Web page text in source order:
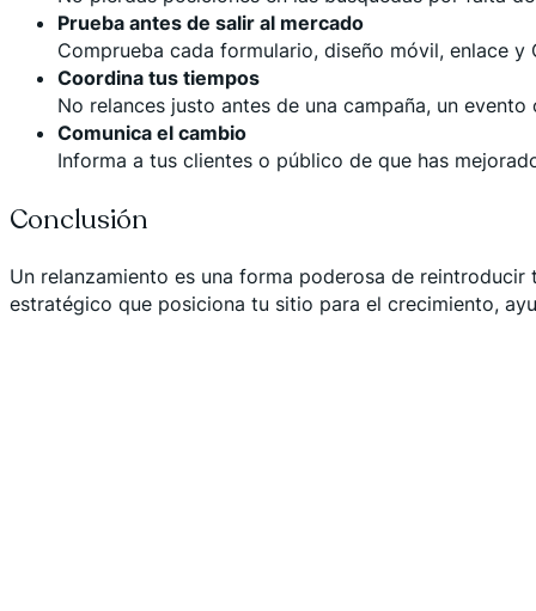
Prueba antes de salir al mercado
Comprueba cada formulario, diseño móvil, enlace
Coordina tus tiempos
No relances justo antes de una campaña, un
Comunica el cambio
Informa a tus clientes o público de que has
Conclusión
Un relanzamiento es una forma poderosa de
estratégico que posiciona tu sitio para el crecimiento,